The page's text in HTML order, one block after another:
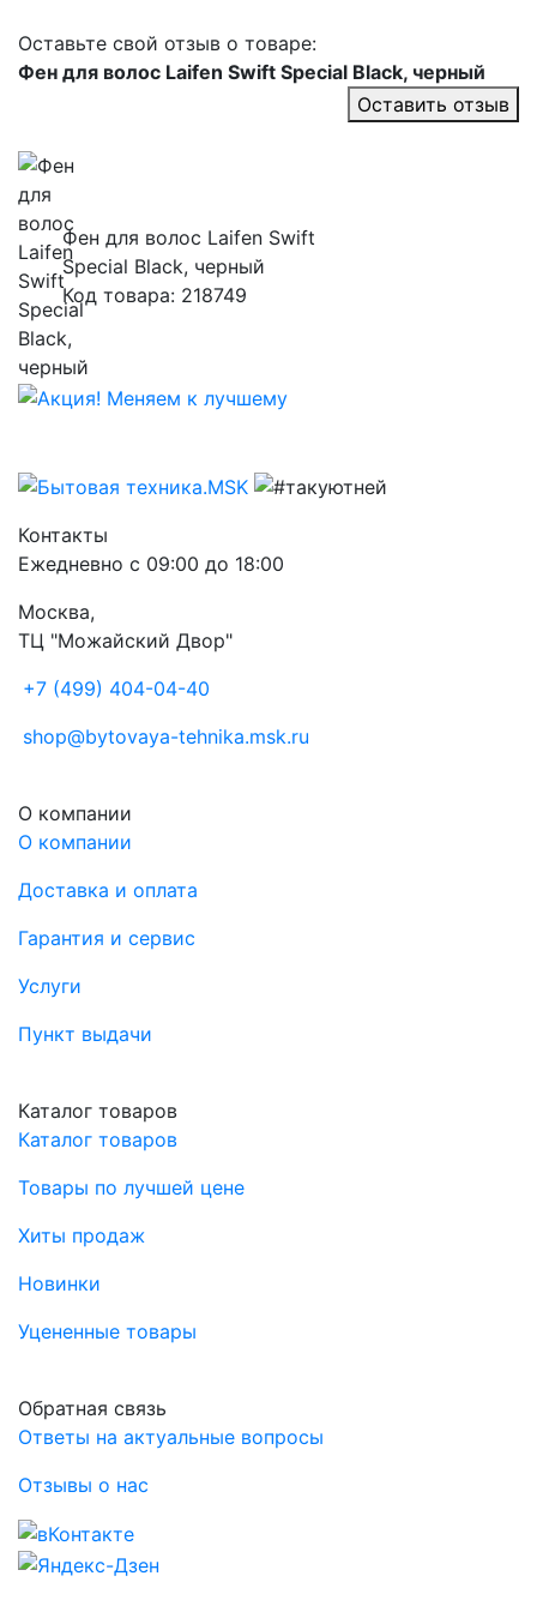
Оставьте свой отзыв о товаре:
Фен для волос Laifen Swift Special Black, черный
Оставить отзыв
Фен для волос Laifen Swift
Special Black, черный
Код товара: 218749
Контакты
Ежедневно с 09:00 до 18:00
Москва,
ТЦ "Можайский Двор"
+7 (499) 404-04-40
shop@bytovaya-tehnika.msk.ru
О компании
О компании
Доставка и оплата
Гарантия и сервис
Услуги
Пункт выдачи
Каталог товаров
Каталог товаров
Товары по лучшей цене
Хиты продаж
Новинки
Уцененные товары
Обратная связь
Ответы на актуальные вопросы
Отзывы о нас